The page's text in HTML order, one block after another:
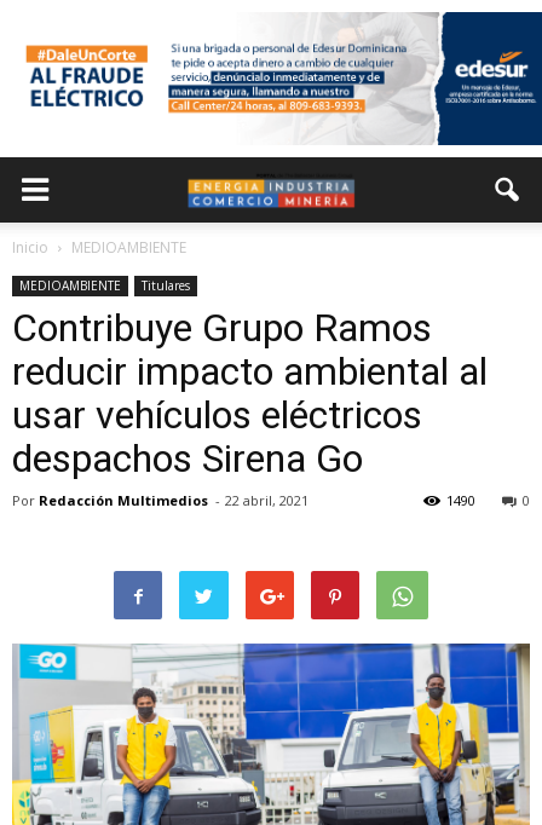
Inicio MEDIOAMBIENTE
MEDIOAMBIENTE Titulares
Contribuye Grupo Ramos
reducir impacto ambiental al
usar vehículos eléctricos
despachos Sirena Go
Por Redacción Multimedios - 22 abril, 2021 0
1490